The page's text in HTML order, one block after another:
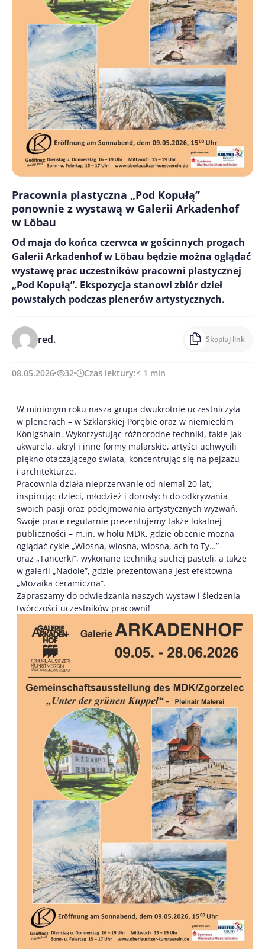
Pracownia plastyczna „Pod Kopułą”
ponownie z wystawą w Galerii Arkadenhof
w Löbau
Od maja do końca czerwca w gościnnych progach
Galerii Arkadenhof w Löbau będzie można oglądać
wystawę prac uczestników pracowni plastycznej
„Pod Kopułą”. Ekspozycja stanowi zbiór dzieł
powstałych podczas plenerów artystycznych.
red. Skopiuj link
08.05.2026 32 Czas lektury:< 1 min
W minionym roku nasza grupa dwukrotnie uczestniczyła
w plenerach – w Szklarskiej Porębie oraz w niemieckim
Königshain. Wykorzystując różnorodne techniki, takie jak
akwarela, akryl i inne formy malarskie, artyści uchwycili
piękno otaczającego świata, koncentrując się na pejzażu
i architekturze.
Pracownia działa nieprzerwanie od niemal 20 lat,
inspirując dzieci, młodzież i dorosłych do odkrywania
swoich pasji oraz podejmowania artystycznych wyzwań.
Swoje prace regularnie prezentujemy także lokalnej
publiczności – m.in. w holu MDK, gdzie obecnie można
oglądać cykle „Wiosna, wiosna, wiosna, ach to Ty…”
oraz „Tancerki”, wykonane techniką suchej pasteli, a także
w galerii „Nadole”, gdzie prezentowana jest efektowna
„Mozaika ceramiczna”.
Zapraszamy do odwiedzania naszych wystaw i śledzenia
twórczości uczestników pracowni!